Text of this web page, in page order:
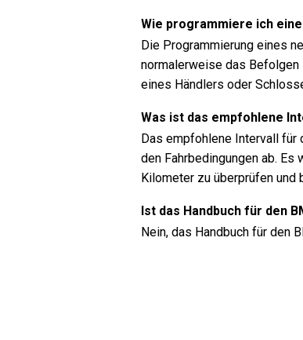
Wie programmiere ich
Die Programmierung eines
normalerweise das
eines Händlers oder
Was ist das empfohlene
Das empfohlene Intervall für
den Fahrbedingungen ab.
Kilometer zu überprüfen und
Ist das Handbuch für den
Nein, das Handbuch für den